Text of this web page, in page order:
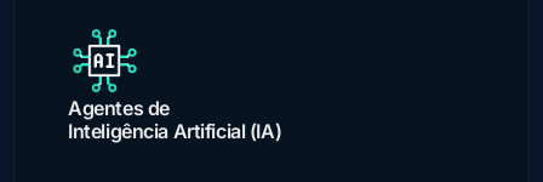
Agentes de
Inteligência Artificial (IA)